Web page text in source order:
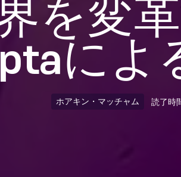
を変
によ
ホアキン・マッチャム 読了時